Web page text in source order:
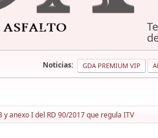
Noticias: GDA PREMIUM VIP
anexo I del RD 90/2017 que regula ITV